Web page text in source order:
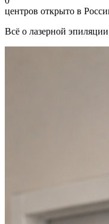
центров открыто в
Всё о лазерной эпиляции